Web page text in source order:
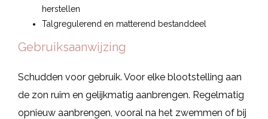
herstellen
Talgregulerend en matterend bestanddeel
Gebruiksaanwijzing
Schudden voor gebruik. Voor elke blootstelling aan
de zon ruim en gelijkmatig aanbrengen. Regelmatig
opnieuw aanbrengen, vooral na het zwemmen of bij